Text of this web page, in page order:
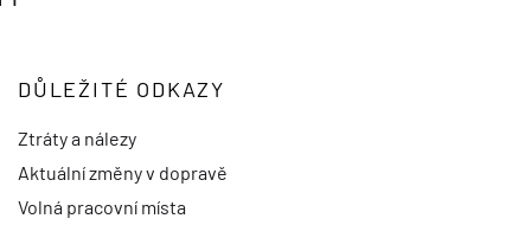
DŮLEŽITÉ ODKAZY
Ztráty a nálezy
Aktuální změny v dopravě
Volná pracovní místa